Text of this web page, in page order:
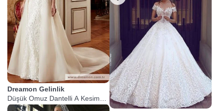
Dreamon Gelinlik
Düşük Omuz Dantelli A Kesim
Gelinlik